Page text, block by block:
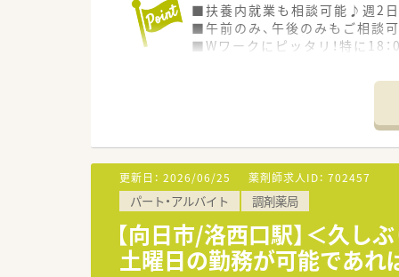
■扶養内就業も相談可能♪週2日
■午前のみ、午後のみもご相談
■Wワークにピッタリ！特に18
更新日： 2026/06/25 薬剤師求人ID： 702457
パート・アルバイト 調剤薬局
【向日市/洛西口駅】＜久し
土曜日の勤務が可能であれ